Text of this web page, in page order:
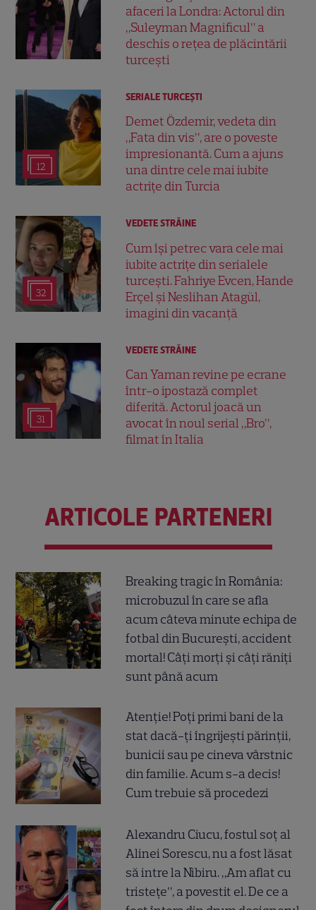
afaceri la Londra: Actorul din
„Suleyman Magnificul” a
deschis o rețea de plăcintării
turcești
12
SERIALE TURCEŞTI
Demet Özdemir, vedeta din
„Fata din vis”, are o poveste
impresionantă. Cum a ajuns
una dintre cele mai iubite
actrițe din Turcia
32
VEDETE STRĂINE
Cum își petrec vara cele mai
iubite actrițe din serialele
turcești. Fahriye Evcen, Hande
Erçel și Neslihan Atagül,
imagini din vacanță
31
VEDETE STRĂINE
Can Yaman revine pe ecrane
într-o ipostază complet
diferită. Actorul joacă un
avocat în noul serial „Bro”,
filmat în Italia
ARTICOLE PARTENERI
Breaking tragic în România:
microbuzul în care se afla
acum câteva minute echipa de
fotbal din București, accident
mortal! Câți morți și câți răniți
sunt până acum
Atenție! Poți primi bani de la
stat dacă-ți îngrijești părinții,
bunicii sau pe cineva vârstnic
din familie. Acum s-a decis!
Cum trebuie să procedezi
Alexandru Ciucu, fostul soț al
Alinei Sorescu, nu a fost lăsat
să intre la Nibiru. „Am aflat cu
tristețe”, a povestit el. De ce a